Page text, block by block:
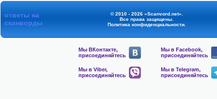
ответы на
сканворды
© 2010 - 2026 «Scanvord.net».
Все права защищены.
Политика конфиденциальности.
Мы ВКонтакте,
присоединяйтесь
Мы в Facebook,
присоединяйтесь
Мы в Viber,
присоединяйтесь
Мы в Telegram,
присоединяйтесь